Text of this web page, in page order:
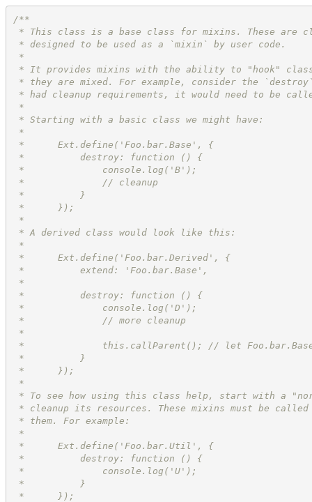
/**
* This class is a base class for mixins. These are
* designed to be used as a `mixin` by user code.
*
* It provides mixins with the ability to "hook" class
* they are mixed. For example, consider the
* had cleanup requirements, it would need to be
*
* Starting with a basic class we might have:
*
*      Ext.define('Foo.bar.Base', {
*          destroy: function () {
*              console.log('B');
*              // cleanup
*          }
*      });
*
* A derived class would look like this:
*
*      Ext.define('Foo.bar.Derived', {
*          extend: 'Foo.bar.Base',
*
*          destroy: function () {
*              console.log('D');
*              // more cleanup
*
*              this.callParent(); // let
*          }
*      });
*
* To see how using this class help, start with a
* cleanup its resources. These mixins must be
* them. For example:
*
*      Ext.define('Foo.bar.Util', {
*          destroy: function () {
*              console.log('U');
*          }
*      });